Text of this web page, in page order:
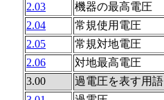
2.03
機器の最高電圧
2.04
常規使用電圧
2.05
常規対地電圧
2.06
対地最高電圧
3.00
過電圧を表す用語